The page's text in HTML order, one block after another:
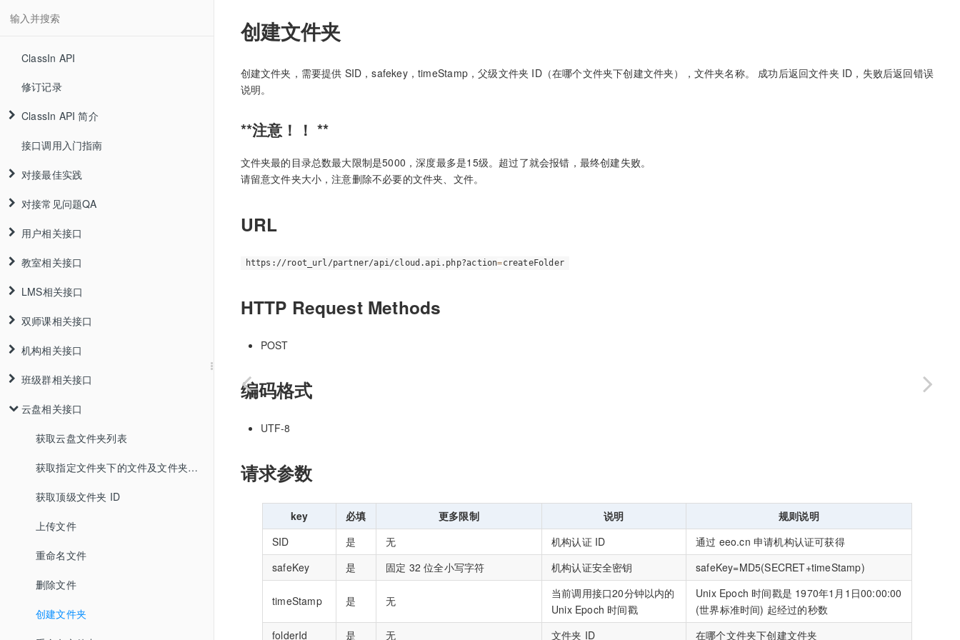
ClassIn API
修订记录
ClassIn API 简介
接口调用入门指南
对接最佳实践
对接常见问题QA
用户相关接口
教室相关接口
LMS相关接口
双师课相关接口
机构相关接口
班级群相关接口
云盘相关接口
获取云盘文件夹列表
获取指定文件夹下的文件及文件夹列表
获取顶级文件夹 ID
上传文件
重命名文件
删除文件
创建文件夹
创建文件夹
创建文件夹，需要提供 SID，safekey，timeStamp，父级文件夹 ID（在哪个文件夹下创建文件夹），文件夹名称。 成功后返回文件夹 ID，失败后返回错误
说明。
**注意！！ **
文件夹最的目录总数最大限制是5000，深度最多是15级。超过了就会报错，最终创建失败。
请留意文件夹大小，注意删除不必要的文件夹、文件。
URL
https://root_url/partner/api/cloud.api.php?action=createFolder
HTTP Request Methods
POST
编码格式
UTF-8
请求参数
key 必填 更多限制 说明
规则说明
SID
是 无 机构认证 ID
通过 eeo.cn 申请机构认证可获得
safeKey
是 固定 32 位全小写字符 机构认证安全密钥 safeKey=MD5(SECRET+timeStamp)
timeStamp 是 无
当前调用接口20分钟以内的
Unix Epoch 时间戳
Unix Epoch 时间戳是 1970年1月1日00:00:00
(世界标准时间) 起经过的秒数
folderId
是 无 文件夹 ID 在哪个文件夹下创建文件夹